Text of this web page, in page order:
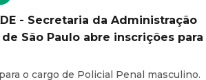
- Secretaria da Administração
São Paulo abre inscrições para
o cargo de Policial Penal masculino.